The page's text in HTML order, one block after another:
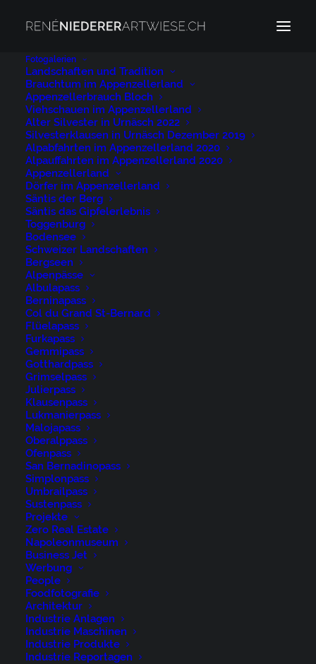
Fotogalerien
Landschaften und Tradition
Brauchtum im Appenzellerland
Appenzellerbrauch Bloch
Viehschauen im Appenzellerland
Alter Silvester in Urnäsch 2022
Silvesterklausen in Urnäsch Dezember 2019
Alpabfahrten im Appenzellerland 2020
Alpauffahrten im Appenzellerland 2020
Appenzellerland
Dörfer im Appenzellerland
Säntis der Berg
Säntis das Gipfelerlebnis
Toggenburg
Bodensee
Schweizer Landschaften
Bergseen
Alpenpässe
Albulapass
Berninapass
Col du Grand St-Bernard
Flüelapass
Furkapass
Gemmipass
Gotthardpass
Grimselpass
Julierpass
Klausenpass
Lukmanierpass
Malojapass
Oberalppass
Ofenpass
San Bernadinopass
Simplonpass
Umbrailpass
Sustenpass
Projekte
Zero Real Estate
Napoleonmuseum
Business Jet
Werbung
People
Foodfotografie
Architektur
Industrie Anlagen
Industrie Maschinen
Industrie Produkte
Industrie Reportagen
Bühler